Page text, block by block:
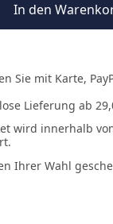
In den
Sie mit Karte,
Lieferung ab
wird innerhalb
Ihrer Wahl